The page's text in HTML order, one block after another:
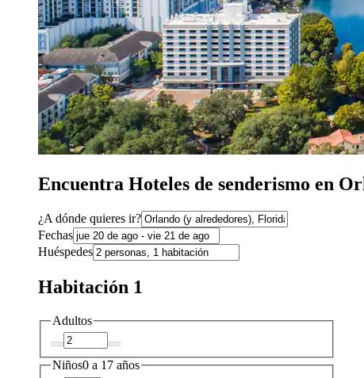
Encuentra Hoteles de senderismo en
¿A dónde quieres ir?
Fechas
Huéspedes
Habitación 1
Adultos
Niños0 a 17 años